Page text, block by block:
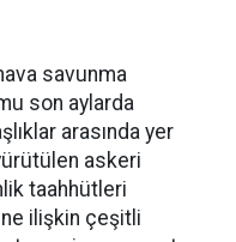
savunma
son aylarda
arasında yer
askeri
taahhütleri
ilişkin çeşitli